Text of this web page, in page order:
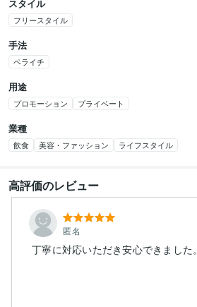
スタイル
フリースタイル
手法
ペライチ
用途
プロモーション プライベート
業種
飲食 美容・ファッション ライフスタイル
高評価のレビュー
匿名
丁寧に対応いただき安心できました。